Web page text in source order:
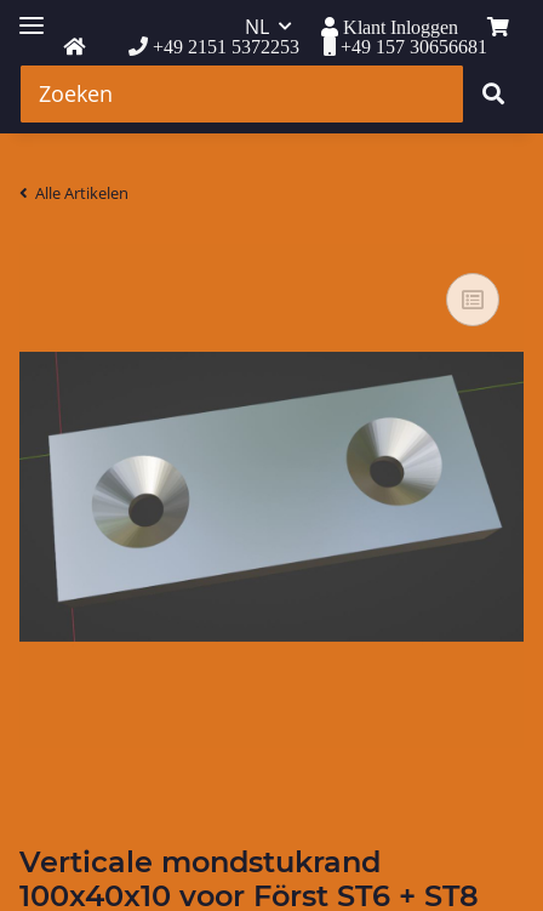
+49 2151 5372253 +49 157 30656681
NL Klant Inloggen
Alle Artikelen
Verticale mondstukrand
100x40x10 voor Först ST6 + ST8